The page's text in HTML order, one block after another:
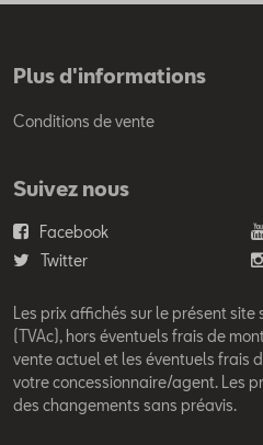
Plus d'informations
Conditions de vente
Suivez nous
Facebook
Twitter
Les prix affichés sur le présent
(TVAc), hors éventuels frais de
vente actuel et les éventuels frais
votre concessionnaire/agent. Les
des changements sans préavis.